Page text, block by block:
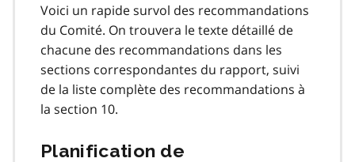
Voici un rapide survol des recommandations
du Comité. On trouvera le texte détaillé de
chacune des recommandations dans les
sections correspondantes du rapport, suivi
de la liste complète des recommandations à
la section 10.
Planification de